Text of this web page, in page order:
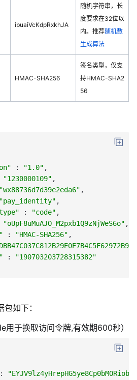
ibuaiVcKdpRxkhJA
随机字符串，长
度要求在32位以
内。推荐随机数
生成算法
HMAC-SHA256
签名类型，仅支
持HMAC-SHA2
56
: "1.0" ,
"1230000109" ,
"wx88736d7d39e2eda6" ,
"pay_identity" ,
: "code" ,
"oUpF8uMuAJO_M2pxb1Q9zNjWeS6o" ,
: "HMAC-SHA256" ,
:
"190703203728315382"
如下：
用于换取访问令牌,有效期600秒）
: